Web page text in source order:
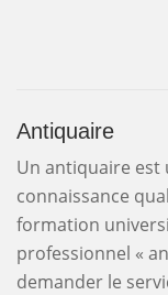
Antiquaire
Un antiquaire est
connaissance
formation
professionnel «
demander le